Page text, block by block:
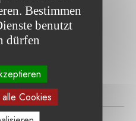
Bestimmen
benutzt
dürfen
Cookies